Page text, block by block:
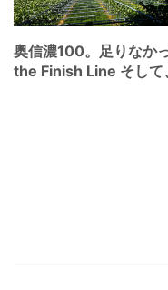
奥信濃100。足りなか
the Finish Line そして